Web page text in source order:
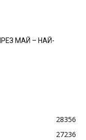
МАЙ – НАЙ-
28356
27236